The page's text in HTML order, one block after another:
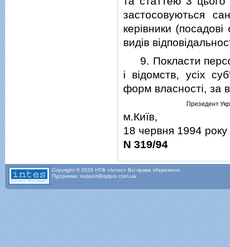
застосовуються
керiвники
видiв
9. Покласти
i вiдомств, усiх
форм власностi, за
Президент
м.Київ,
18 червня 1994 року
N 319/94
Copyright © 2026 НТФ «Інтес» Всі права збережено.
Підтримка: support@qdpro.com.ua